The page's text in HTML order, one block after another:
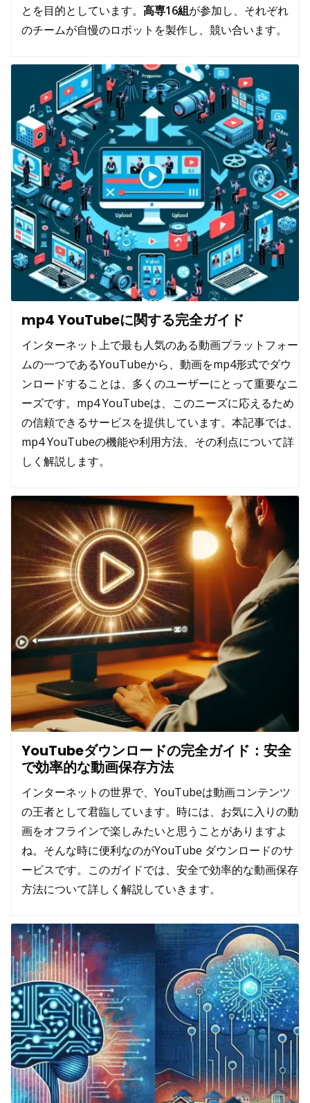
とを目的としています。 高専16組が参加し、それぞれ
のチームが自慢のロボットを製作し、競い合います。
mp4 YouTubeに関する完全ガイド
インターネット上で最も人気のある動画プラットフォー
ムの一つであるYouTubeから、動画をmp4形式でダウ
ンロードすることは、多くのユーザーにとって重要なニ
ーズです。 mp4 YouTubeは、このニーズに応えるため
の信頼できるサービスを提供しています。本記事では、
mp4 YouTubeの機能や利用方法、その利点について詳
しく解説します。
YouTubeダウンロードの完全ガイド：安全
で効率的な動画保存方法
インターネットの世界で、YouTubeは動画コンテンツ
の王者として君臨しています。時には、お気に入りの動
画をオフラインで楽しみたいと思うことがありますよ
ね。そんな時に便利なのがYouTube ダウンロードのサ
ービスです。このガイドでは、安全で効率的な動画保存
方法について詳しく解説していきます。